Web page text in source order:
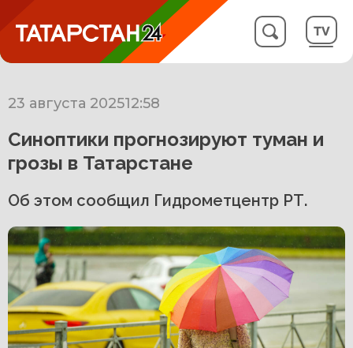
23 августа 202512:58
Синоптики прогнозируют туман и
грозы в Татарстане
Об этом сообщил Гидрометцентр РТ.